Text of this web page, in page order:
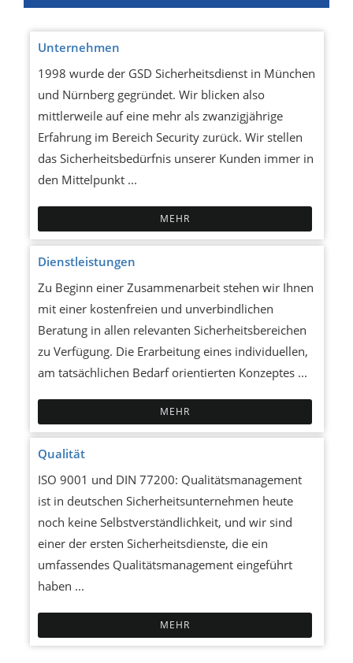
Unternehmen
1998 wurde der GSD Sicherheitsdienst in München
und Nürnberg gegründet. Wir blicken also
mittlerweile auf eine mehr als zwanzigjährige
Erfahrung im Bereich Security zurück. Wir stellen
das Sicherheitsbedürfnis unserer Kunden immer in
den Mittelpunkt ...
MEHR
Dienstleistungen
Zu Beginn einer Zusammenarbeit stehen wir Ihnen
mit einer kostenfreien und unverbindlichen
Beratung in allen relevanten Sicherheitsbereichen
zu Verfügung. Die Erarbeitung eines individuellen,
am tatsächlichen Bedarf orientierten Konzeptes ...
MEHR
Qualität
ISO 9001 und DIN 77200: Qualitätsmanagement
ist in deutschen Sicherheitsunternehmen heute
noch keine Selbstverständlichkeit, und wir sind
einer der ersten Sicherheitsdienste, die ein
umfassendes Qualitätsmanagement eingeführt
haben ...
MEHR